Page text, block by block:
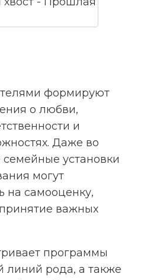
формируют
о любви,
и
Даже во
семейные установки
могут
на самооценку,
важных
программы
линий рода, а также